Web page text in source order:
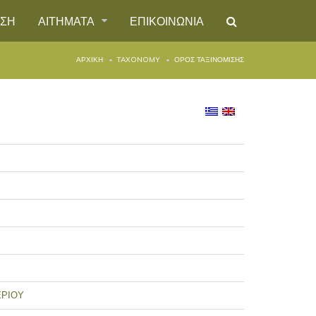
ΑΙΤΗΜΑΤΑ ΕΠΙΚΟΙΝΩΝΙΑ
ΑΡΧΙΚΉ TAXONOMY ΌΡΟΣ ΤΑΞΙΝΌΜΙΣΗΣ